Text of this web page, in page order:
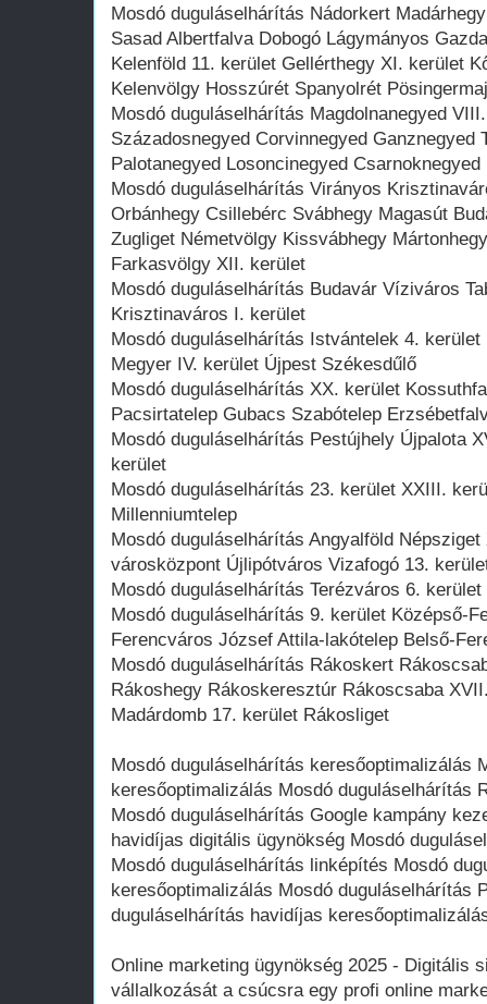
Mosdó duguláselhárítás Nádorkert
Sasad Albertfalva Dobogó Lágymányos
Kelenföld 11. kerület Gellérthegy XI. kerület
Kelenvölgy Hosszúrét Spanyolrét
Mosdó duguláselhárítás Magdolnanegyed
Századosnegyed Corvinnegyed Ganznegyed
Palotanegyed Losoncinegyed
Mosdó duguláselhárítás Virányos
Orbánhegy Csillebérc Svábhegy Magasút
Zugliget Németvölgy Kissvábhegy
Farkasvölgy XII. kerület
Mosdó duguláselhárítás Budavár Víziváros
Krisztinaváros I. kerület
Mosdó duguláselhárítás Istvántelek 4.
Megyer IV. kerület Újpest Székesdűlő
Mosdó duguláselhárítás XX. kerület
Pacsirtatelep Gubacs Szabótelep
Mosdó duguláselhárítás Pestújhely Újpalota
kerület
Mosdó duguláselhárítás 23. kerület XXIII.
Millenniumtelep
Mosdó duguláselhárítás Angyalföld
városközpont Újlipótváros Vizafogó 13.
Mosdó duguláselhárítás Terézváros 6.
Mosdó duguláselhárítás 9. kerület Középső-
Ferencváros József Attila-lakótelep Belső-
Mosdó duguláselhárítás Rákoskert
Rákoshegy Rákoskeresztúr Rákoscsaba
Madárdomb 17. kerület Rákosliget
Mosdó duguláselhárítás keresőoptimalizálás
keresőoptimalizálás Mosdó duguláselhárítás
Mosdó duguláselhárítás Google kampány
havidíjas digitális ügynökség Mosdó
Mosdó duguláselhárítás linképítés Mosdó
keresőoptimalizálás Mosdó duguláselhárítás
duguláselhárítás havidíjas
Online marketing ügynökség 2025 - Digitális
vállalkozását a csúcsra egy profi online